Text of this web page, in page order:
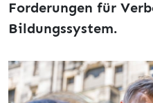
Forderungen für
Bildungssystem.